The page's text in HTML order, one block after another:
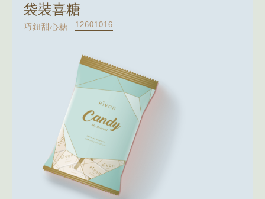
袋裝喜糖
巧鈕甜心糖 12601016